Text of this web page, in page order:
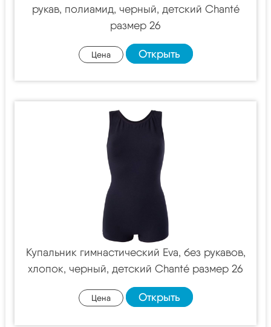
рукав, полиамид, черный, детский Chanté
размер 26
Цена Открыть
Купальник гимнастический Eva, без рукавов,
хлопок, черный, детский Chanté размер 26
Цена Открыть